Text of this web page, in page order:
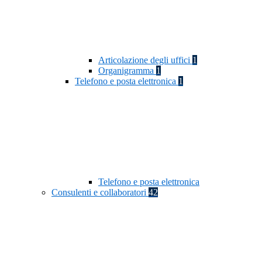
Articolazione degli uffici 1
Organigramma 1
Telefono e posta elettronica 1
Telefono e posta elettronica
Consulenti e collaboratori 42